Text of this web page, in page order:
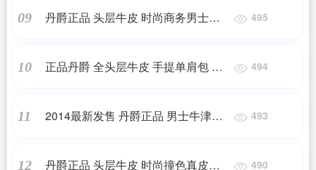
工定制 真皮男包 正品专卖 性价比高
09
丹爵正品 头层牛皮 时尚商务男士手
495
10
正品丹爵 全头层牛皮 手提单肩包 斜
494
11
2014最新发售 丹爵正品 男士牛津布
493
12
丹爵正品 头层牛皮 时尚撞色真皮手
490